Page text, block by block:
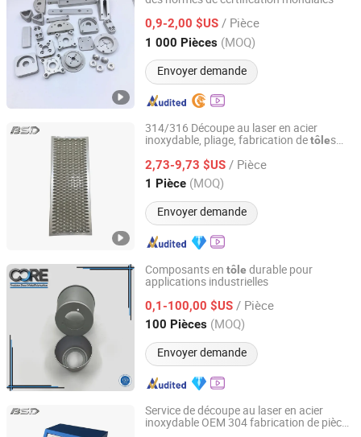
0,9-2,00 $US / Pièce
1 000 Pièces (MOQ)
Envoyer demande
Zhengzhou KingPeak Technology Industrial Co., Ltd.
Henan, China Depuis 2025
314/316 Découpe au laser en acier
inoxydable, pliage, fabrication detôles
2,73-9,73 $US / Pièce
1 Pièce (MOQ)
Envoyer demande
BSD Machinery Co., Ltd.
Jiangsu, China Depuis 2018
Composants en tôle durable pour
applications industrielles
0,1-100,00 $US / Pièce
100 Pièces (MOQ)
Envoyer demande
Ningbo Core Metal Fabrication Co., Ltd.
Zhejiang, China Depuis 2025
Service de découpe au laser en acier
inoxydable OEM 304 fabrication de pièces
BSD Machinery Co., Ltd.